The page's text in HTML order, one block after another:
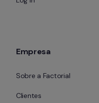
Empresa
Sobre a Factorial
Clientes